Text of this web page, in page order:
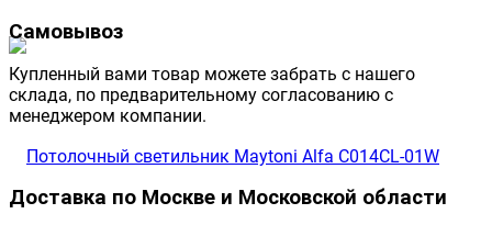
Самовывоз
Купленный вами товар можете забрать с нашего
склада, по предварительному согласованию с
менеджером компании.
Доставка по Москве и Московской области